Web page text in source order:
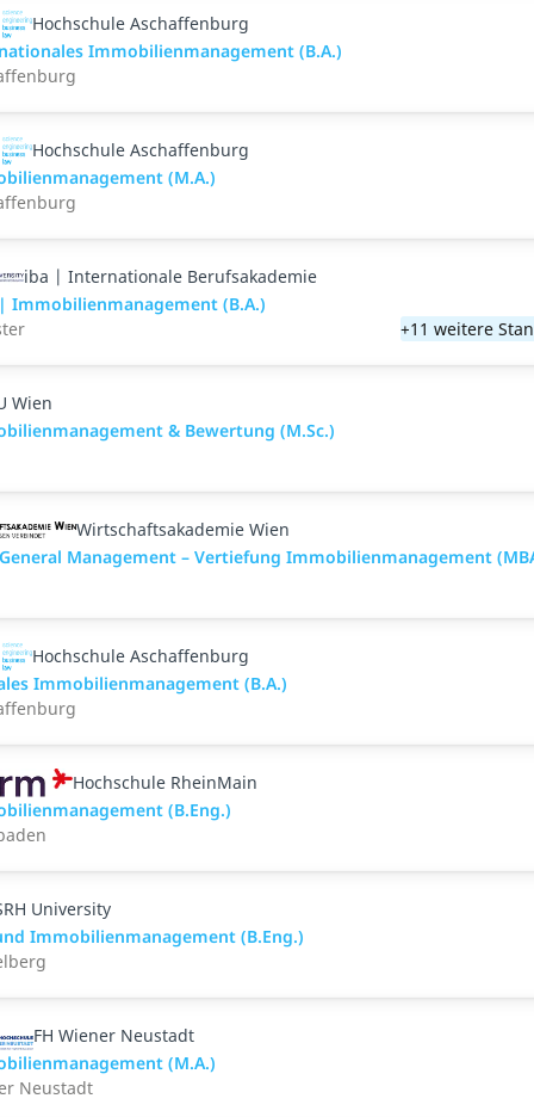
Hochschule Aschaffenburg
Immobilienmanagement (B.A.)
Hochschule Aschaffenburg
(M.A.)
iba | Internationale Berufsakademie
Immobilienmanagement (B.A.)
+11 weitere
Wien
& Bewertung (M.Sc.)
Wirtschaftsakademie Wien
Management – Vertiefung Immobilienmanagement
Hochschule Aschaffenburg
Immobilienmanagement (B.A.)
Hochschule RheinMain
(B.Eng.)
University
Immobilienmanagement (B.Eng.)
FH Wiener Neustadt
(M.A.)
Neustadt